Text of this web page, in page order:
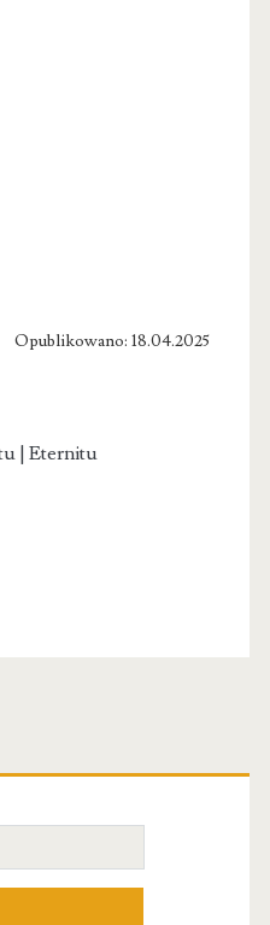
Opublikowano: 18.04.2025
| Eternitu